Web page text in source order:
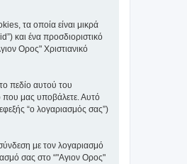
τα οποία είναι μικρά
και ένα προσδιοριστικό
Ορος" Χριστιανικό
πεδίο αυτού του
που μας υποβάλετε. Αυτό
“ο λογαριασμός σας”)
με τον λογαριασμό
σας στο “"Αγιον Ορος"